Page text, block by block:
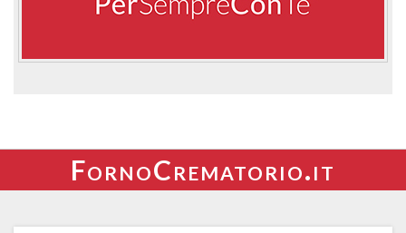
FornoCrematorio.it